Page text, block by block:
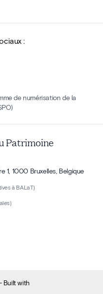
:
de numérisation de la
Patrimoine
1, 1000 Bruxelles, Belgique
à BALaT)
Built with